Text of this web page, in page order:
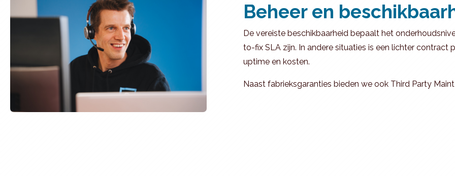
Beheer en
De vereiste beschikbaarheid bepaalt het
to-fix SLA zijn. In andere situaties is een lichter contract
uptime en kosten.
Naast fabrieksgaranties bieden we ook Third Party